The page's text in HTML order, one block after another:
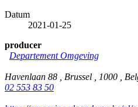
Datum
2021-01-25
producer
Departement Omgeving
Havenlaan 88 , Brussel , 1000 ,
02 553 83 50